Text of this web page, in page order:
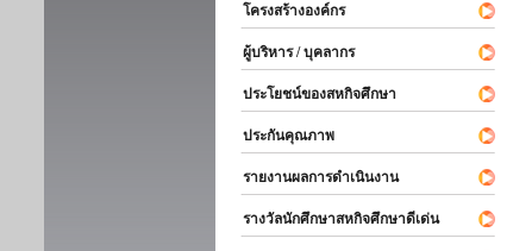
โครงสร้างองค์กร
ผู้บริหาร / บุคลากร
ประโยชน์ของสหกิจศึกษา
ประกันคุณภาพ
รายงานผลการดำเนินงาน
รางวัลนักศึกษาสหกิจศึกษาดีเด่น